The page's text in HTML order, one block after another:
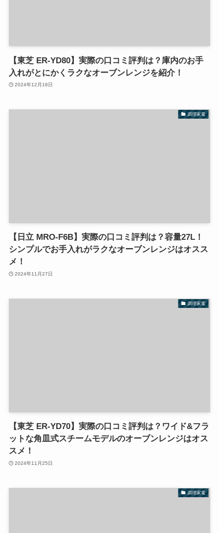
【東芝 ER-YD80】実際の口コミ評判は？庫内のお手
入れがとにかくラクなオーブンレンジを紹介！
2024年12月18日
調理家電
【日立 MRO-F6B】実際の口コミ評判は？容量27L！
シンプルでお手入れがラクなオーブンレンジはオスス
メ！
2024年11月27日
調理家電
【東芝 ER-YD70】実際の口コミ評判は？ワイド&フラ
ットな角皿式スチームモデルのオーブンレンジはオス
スメ！
2024年11月25日
調理家電